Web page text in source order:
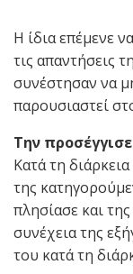
Η ίδια επέμενε
τις απαντήσεις
συνέστησαν να
παρουσιαστεί
Την
Κατά τη
της
πλησίασε και
συνέχεια της
του κατά τη